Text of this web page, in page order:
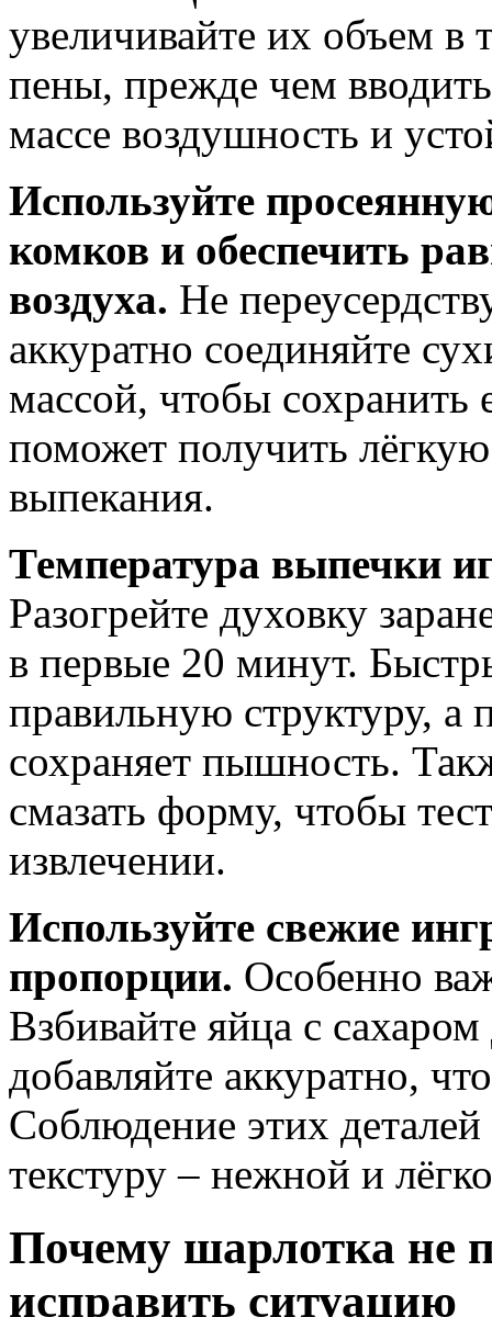
увеличивайте их объем в
пены, прежде чем
массе воздушность и
Используйте
комков и обеспечить
воздуха. Не
аккуратно соединяйте
массой, чтобы сохранить
поможет получить
выпекания.
Температура выпечки
Разогрейте духовку
в первые 20 минут.
правильную структуру, а
сохраняет пышность.
смазать форму, чтобы
извлечении.
Используйте свежие
пропорции. Особенно
Взбивайте яйца с
добавляйте аккуратно,
Соблюдение этих
текстуру – нежной и
Почему шарлотка не
исправить ситуацию